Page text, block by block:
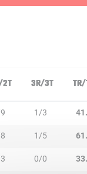
3R/3T
1/3
1/5
0/0